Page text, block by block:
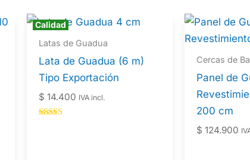
Calidad
Latas de Guadua
Lata de Guadua (6 m)
Tipo Exportación
$ 14.400 IVA incl.
Cercas de
Panel de
200 cm
$ 124.900